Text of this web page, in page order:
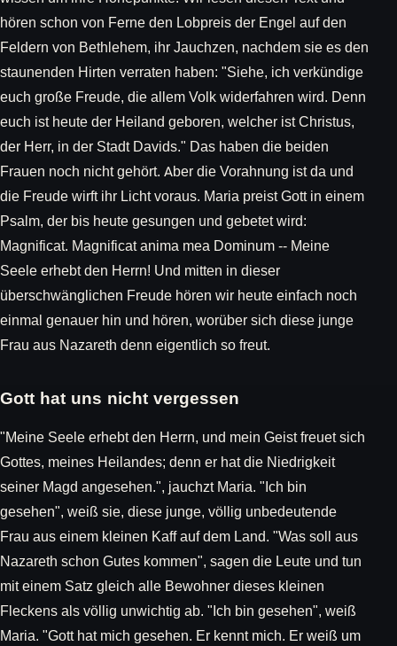
hören schon von Ferne den Lobpreis der Engel auf den
Feldern von Bethlehem, ihr Jauchzen, nachdem sie es den
staunenden Hirten verraten haben: "Siehe, ich verkündige
euch große Freude, die allem Volk widerfahren wird. Denn
euch ist heute der Heiland geboren, welcher ist Christus,
der Herr, in der Stadt Davids." Das haben die beiden
Frauen noch nicht gehört. Aber die Vorahnung ist da und
die Freude wirft ihr Licht voraus. Maria preist Gott in einem
Psalm, der bis heute gesungen und gebetet wird:
Magnificat. Magnificat anima mea Dominum -- Meine
Seele erhebt den Herrn! Und mitten in dieser
überschwänglichen Freude hören wir heute einfach noch
einmal genauer hin und hören, worüber sich diese junge
Frau aus Nazareth denn eigentlich so freut.
Gott hat uns nicht vergessen
"Meine Seele erhebt den Herrn, und mein Geist freuet sich
Gottes, meines Heilandes; denn er hat die Niedrigkeit
seiner Magd angesehen.", jauchzt Maria. "Ich bin
gesehen", weiß sie, diese junge, völlig unbedeutende
Frau aus einem kleinen Kaff auf dem Land. "Was soll aus
Nazareth schon Gutes kommen", sagen die Leute und tun
mit einem Satz gleich alle Bewohner dieses kleinen
Fleckens als völlig unwichtig ab. "Ich bin gesehen", weiß
Maria. "Gott hat mich gesehen. Er kennt mich. Er weiß um